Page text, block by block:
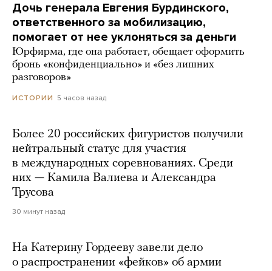
Дочь генерала Евгения Бурдинского,
ответственного за мобилизацию,
помогает от нее уклоняться за деньги
Юрфирма, где она работает, обещает оформить
бронь «конфиденциально» и «без лишних
разговоров»
ИСТОРИИ 5 часов назад
Более 20 российских фигуристов получили
нейтральный статус для участия
в международных соревнованиях. Среди
них — Камила Валиева и Александра
Трусова
30 минут назад
На Катерину Гордееву завели дело
о распространении «фейков» об армии